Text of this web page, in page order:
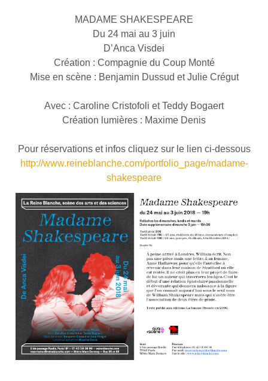
MADAME SHAKESPEARE
Du 24 mai au 3 juin
D’Anca Visdei
Création : Compagnie du Coup Monté
Mise en scène : Benjamin Dussud et Julie Crégut
Avec : Caroline Cristofoli et Teddy Bogaert
Création lumières : Maxime Denis
Pour réservations et infos cliquez sur le lien ci-dessous
http://www.reineblanche.com/portfolio_page/madame-
shakespeare